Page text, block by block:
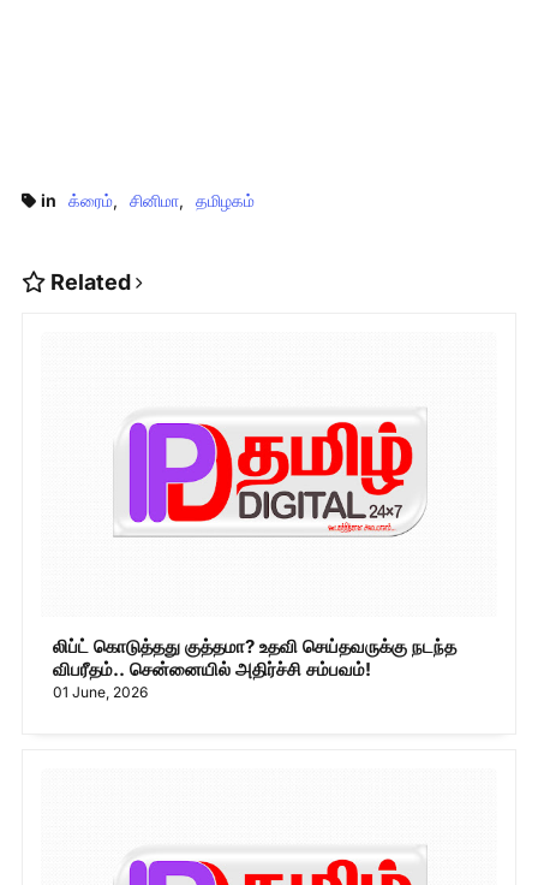
in க்ரைம் சினிமா தமிழகம்
Related
லிப்ட் கொடுத்தது குத்தமா? உதவி செய்தவருக்கு நடந்த
விபரீதம்.. சென்னையில் அதிர்ச்சி சம்பவம்!
01 June, 2026